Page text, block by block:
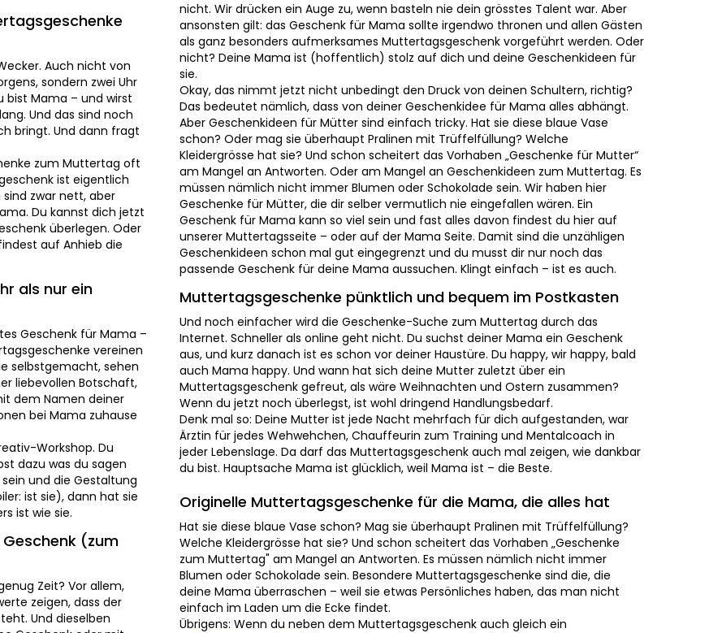
von
Auch nicht von den
zwei Uhr nachts.
– und wirst vom
das sind noch lange
Und dann fragt noch
zum Muttertag oft
ist eigentlich
zwar nett, aber
Du kannst dich jetzt
überlegen. Oder
auf Anhieb die
nur ein Geschenk
für Mama –
vereinen
sehen
liebevollen Botschaft,
Namen deiner Mutter
zuhause und werden
Workshop. Du wählst
du sagen möchtest –
ist kinderleicht.
hat sie ein
sie.
(zum Basteln
Zeit? Vor allem, weil
dass der Muttertag
Studien haben
einem Last Minute
gilt: das Geschenk für Mama sollte irgendwo thronen und allen Gästen als ganz
besonders aufmerksames Muttertagsgeschenk vorgeführt werden. Oder nicht?
Deine Mama ist (hoffentlich) stolz auf dich und deine Geschenkideen für sie.
Okay, das nimmt jetzt nicht unbedingt den Druck von deinen Schultern, richtig? Das
bedeutet nämlich, dass von deiner Geschenkidee für Mama alles abhängt. Aber
Geschenkideen für Mütter sind einfach tricky. Hat sie diese blaue Vase schon? Oder
mag sie überhaupt Pralinen mit Trüffelfüllung? Welche Kleidergrösse hat sie? Und
schon scheitert das Vorhaben „Geschenke für Mutter“ am Mangel an Antworten.
Oder am Mangel an Geschenkideen zum Muttertag. Es müssen nämlich nicht immer
Blumen oder Schokolade sein. Wir haben hier Geschenke für Mütter, die dir selber
vermutlich nie eingefallen wären. Ein Geschenk für Mama kann so viel sein und fast
alles davon findest du hier auf unserer Muttertagsseite – oder auf der Mama Seite.
Damit sind die unzähligen Geschenkideen schon mal gut eingegrenzt und du musst
dir nur noch das passende Geschenk für deine Mama aussuchen. Klingt einfach – ist
es auch.
Muttertagsgeschenke pünktlich und bequem im Postkasten
Und noch einfacher wird die Geschenke-Suche zum Muttertag durch das Internet.
Schneller als online geht nicht. Du suchst deiner Mama ein Geschenk aus, und kurz
danach ist es schon vor deiner Haustüre. Du happy, wir happy, bald auch Mama
happy. Und wann hat sich deine Mutter zuletzt über ein Muttertagsgeschenk
gefreut, als wäre Weihnachten und Ostern zusammen? Wenn du jetzt noch
überlegst, ist wohl dringend Handlungsbedarf.
Denk mal so: Deine Mutter ist jede Nacht mehrfach für dich aufgestanden, war
Ärztin für jedes Wehwehchen, Chauffeurin zum Training und Mentalcoach in jeder
Lebenslage. Da darf das Muttertagsgeschenk auch mal zeigen, wie dankbar du bist.
Hauptsache Mama ist glücklich, weil Mama ist – die Beste.
Originelle Muttertagsgeschenke für die Mama, die alles hat
Hat sie diese blaue Vase schon? Mag sie überhaupt Pralinen mit Trüffelfüllung?
Welche Kleidergrösse hat sie? Und schon scheitert das Vorhaben „Geschenke zum
Muttertag" am Mangel an Antworten. Es müssen nämlich nicht immer Blumen oder
Schokolade sein. Besondere Muttertagsgeschenke sind die, die deine Mama
überraschen – weil sie etwas Persönliches haben, das man nicht einfach im Laden
um die Ecke findet.
Übrigens: Wenn du neben dem Muttertagsgeschenk auch gleich ein
Geburtstagsgeschenk für Mama brauchst, kannst du direkt doppelt vorsorgen. Und
falls derVatertagauch bald ansteht, findest du dort die passenden Geschenke für